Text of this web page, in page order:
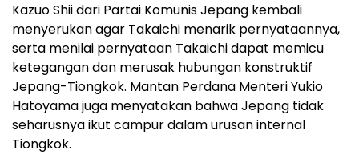
Kazuo Shiidari Partai Komunis Jepang kembali
menyerukan agar Takaichi menarik pernyataannya,
serta menilai pernyataan Takaichi dapat memicu
ketegangan dan merusak hubungan konstruktif
Jepang-Tiongkok. Mantan Perdana Menteri Yukio
Hatoyama juga menyatakan bahwa Jepang tidak
seharusnya ikut campur dalam urusan internal
Tiongkok.